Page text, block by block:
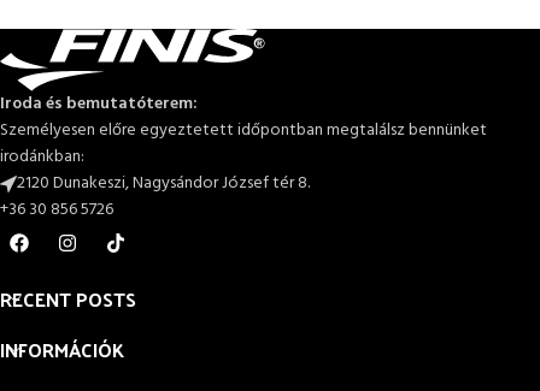
Iroda és bemutatóterem:
Személyesen előre egyeztetett időpontban megtalálsz bennünket
irodánkban:
2120 Dunakeszi, Nagysándor József tér 8.
+36 30 856 5726
RECENT POSTS
INFORMÁCIÓK